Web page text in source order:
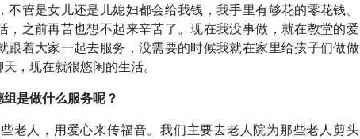
管是女儿还是儿媳妇都会给我钱，我手里有够花的零花钱。
，之前再苦也想不起来辛苦了。现在我没事做，就在教堂的爱
跟着大家一起去服务，没需要的时候我就在家里给孩子们做做
，现在就很悠闲的生活。
是做什么服务呢？
老人，用爱心来传福音。我们主要去老人院为那些老人剪头